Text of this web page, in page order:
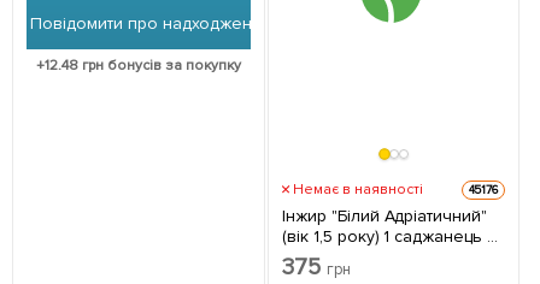
Повідомити про надходження
+12.48грн бонусів за покупку
Немає в наявності 45176
Інжир "Білий Адріатичний"
(вік 1,5 року) 1 саджанець в
упаковці
375 грн